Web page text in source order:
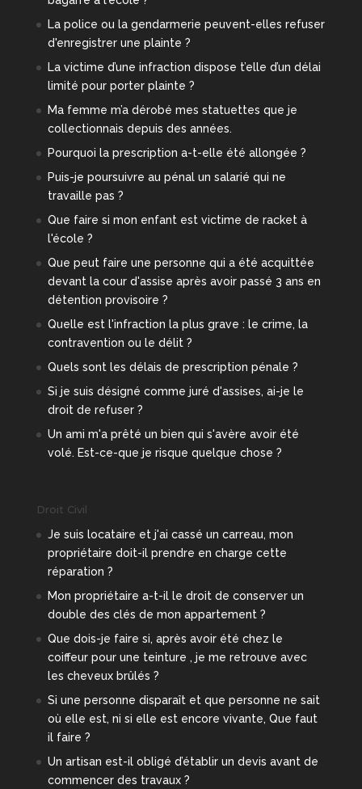
La police ou la gendarmerie peuvent-elles refuser
d'enregistrer une plainte ?
La victime d’une infraction dispose t’elle d’un délai
limité pour porter plainte ?
Ma femme m’a dérobé mes statuettes que je
collectionnais depuis des années.
Pourquoi la prescription a-t-elle été allongée ?
Puis-je poursuivre au pénal un salarié qui ne
travaille pas ?
Que faire si mon enfant est victime de racket à
l'école ?
Que peut faire une personne qui a été acquittée
devant la cour d'assise après avoir passé 3 ans en
détention provisoire ?
Quelle est l'infraction la plus grave : le crime, la
contravention ou le délit ?
Quels sont les délais de prescription pénale ?
Si je suis désigné comme juré d'assises, ai-je le
droit de refuser ?
Un ami m'a prêté un bien qui s'avère avoir été
volé. Est-ce-que je risque quelque chose ?
Droit Civil
Je suis locataire et j'ai cassé un carreau, mon
propriétaire doit-il prendre en charge cette
réparation ?
Mon propriétaire a-t-il le droit de conserver un
double des clés de mon appartement ?
Que dois-je faire si, après avoir été chez le
coiffeur pour une teinture , je me retrouve avec
les cheveux brûlés ?
Si une personne disparaît et que personne ne sait
où elle est, ni si elle est encore vivante, Que faut
il faire ?
Un artisan est-il obligé d’établir un devis avant de
commencer des travaux ?